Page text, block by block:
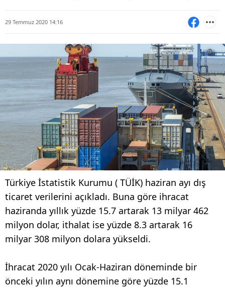
29 Temmuz 2020 14:16
Türkiye İstatistik Kurumu ( TÜİK) haziran ayı dış
ticaret verilerini açıkladı. Buna göre ihracat
haziranda yıllık yüzde 15.7 artarak 13 milyar 462
milyon dolar, ithalat ise yüzde 8.3 artarak 16
milyar 308 milyon dolara yükseldi.
İhracat 2020 yılı Ocak-Haziran döneminde bir
önceki yılın aynı dönemine göre yüzde 15.1